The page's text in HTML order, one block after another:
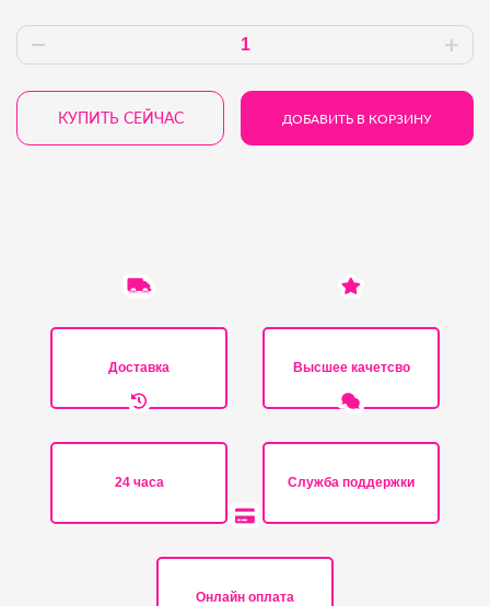
КУПИТЬ СЕЙЧАС ДОБАВИТЬ В КОРЗИНУ
Доставка Высшее качетсво
24 часа Служба поддержки
Онлайн оплата